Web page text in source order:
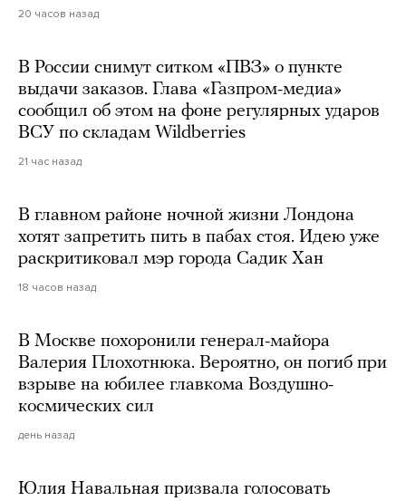
20 часов назад
В России снимут ситком «ПВЗ» о пункте
выдачи заказов. Глава «Газпром-медиа»
сообщил об этом на фоне регулярных ударов
ВСУ по складам Wildberries
21 час назад
В главном районе ночной жизни Лондона
хотят запретить пить в пабах стоя. Идею уже
раскритиковал мэр города Садик Хан
18 часов назад
В Москве похоронили генерал-майора
Валерия Плохотнюка. Вероятно, он погиб при
взрыве на юбилее главкома Воздушно-
космических сил
день назад
Юлия Навальная призвала голосовать